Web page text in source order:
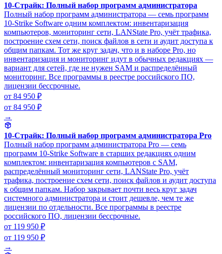
10-Страйк: Полный набор программ администратора
Полный набор программ администратора — семь программ
10-Strike Software одним комплектом: инвентаризация
компьютеров, мониторинг сети, LANState Pro, учёт трафика,
построение схем сети, поиск файлов в сети и аудит доступа к
общим папкам. Тот же круг задач, что и в наборе Pro, но
инвентаризация и мониторинг идут в обычных редакциях —
вариант для сетей, где не нужен SAM и распределённый
мониторинг. Все программы в реестре российского ПО,
лицензии бессрочные.
от 84 950 ₽
от 84 950 ₽
→
10-Страйк: Полный набор программ администратора Pro
Полный набор программ администратора Pro — семь
программ 10-Strike Software в старших редакциях одним
комплектом: инвентаризация компьютеров с SAM,
распределённый мониторинг сети, LANState Pro, учёт
трафика, построение схем сети, поиск файлов и аудит доступа
к общим папкам. Набор закрывает почти весь круг задач
системного администратора и стоит дешевле, чем те же
лицензии по отдельности. Все программы в реестре
российского ПО, лицензии бессрочные.
от 119 950 ₽
от 119 950 ₽
→